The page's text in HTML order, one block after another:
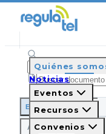
ES IT
A A A
Quiénes
Noticias
Eventos
Recursos
Convenios